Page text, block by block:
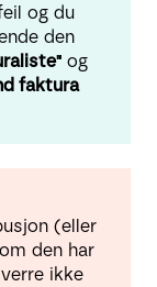
og du
den
og
faktura
(eller
den har
ikke